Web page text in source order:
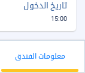
تاريخ الدخول
15:00
معلومات الفندق